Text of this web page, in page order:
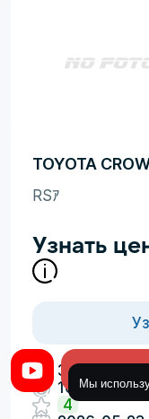
TOYOTA
RSｱ
Узнать
3500cm 3
108000км
4
Мы